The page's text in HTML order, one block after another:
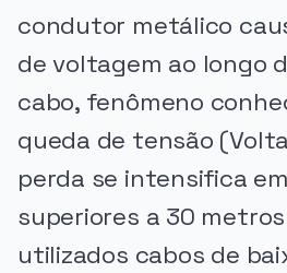
condutor metálico
de voltagem ao longo
cabo, fenômeno
queda de tensão
perda se intensifica
superiores a 30
utilizados cabos de